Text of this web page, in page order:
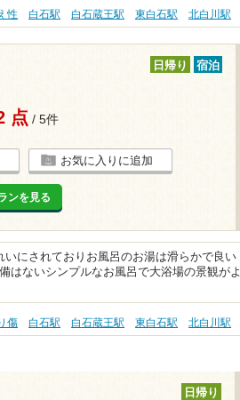
性 白石駅 白石蔵王駅 東白石駅 北白川駅
日帰り 宿泊
点 / 5件
お気に入りに追加
ンを見る
にされておりお風呂のお湯は滑らかで良い
はないシンプルなお風呂で大浴場の景観がよ
傷 白石駅 白石蔵王駅 東白石駅 北白川駅
日帰り